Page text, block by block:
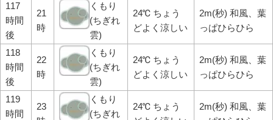
117
時間
後
21
時
くもり
(ちぎれ
雲)
24℃ ちょう
どよく涼しい
2m(秒) 和風、葉
っぱひらひら
118
時間
後
22
時
くもり
(ちぎれ
雲)
24℃ ちょう
どよく涼しい
2m(秒) 和風、葉
っぱひらひら
119
時間
23
くもり
(ちぎれ
24℃ ちょう
2m(秒) 和風、葉